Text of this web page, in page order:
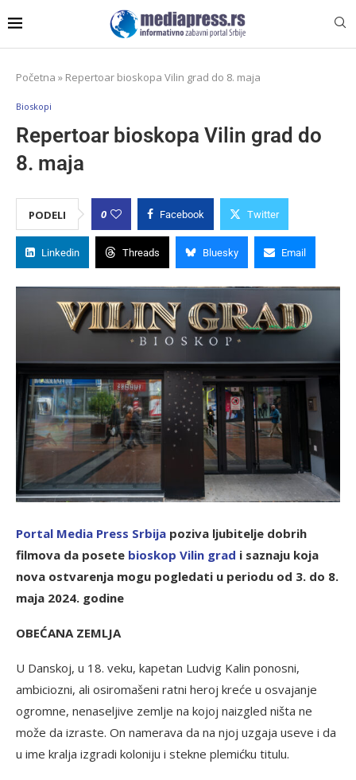
Početna » Repertoar bioskopa Vilin grad do 8. maja
Bioskopi
Repertoar bioskopa Vilin grad do
8. maja
PODELI 0 Facebook Twitter
Linkedin Threads Bluesky Email
Portal Media Press Srbija poziva ljubitelje dobrih
filmova da posete bioskop Vilin grad i saznaju koja
nova ostvarenja mogu pogledati u periodu od 3. do 8.
maja 2024. godine
OBEĆANA ZEMLJA
U Danskoj, u 18. veku, kapetan Ludvig Kalin ponosni,
ambiciozni, ali osiromašeni ratni heroj kreće u osvajanje
ogromne, nenaseljive zemlje na kojoj naizgled ništa ne
može da izraste. On namerava da na njoj uzgaja useve i da
u ime kralja izgradi koloniju i stekne plemićku titulu.